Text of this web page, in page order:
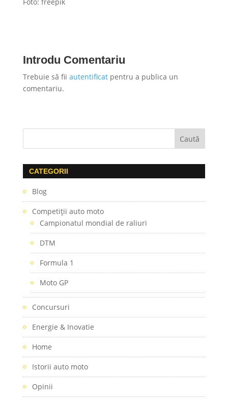
Introdu Comentariu
Trebuie să fii autentificatpentru a publica un
comentariu.
CATEGORII
Blog
Competiţii auto moto
Campionatul mondial de raliuri
DTM
Formula 1
Moto GP
Concursuri
Energie & Inovatie
Home
Istorii auto moto
Opinii